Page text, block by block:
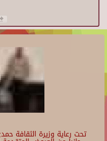
تحت رعاية وزيرة